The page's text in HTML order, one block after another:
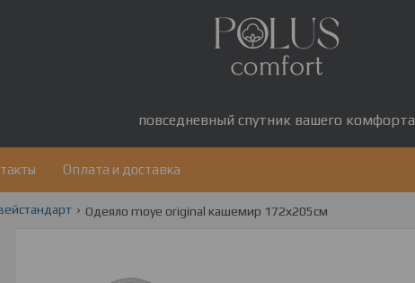
повседневный спутник вашего комфорта
Оплата и доставка
Одеяло moye original кашемир 172х205см